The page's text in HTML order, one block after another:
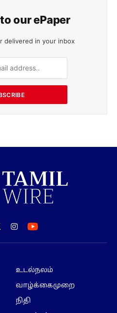
our ePaper
delivered in your inbox
Instagram
உடல்நலம்
வாழ்க்கைமுறை
நிதி